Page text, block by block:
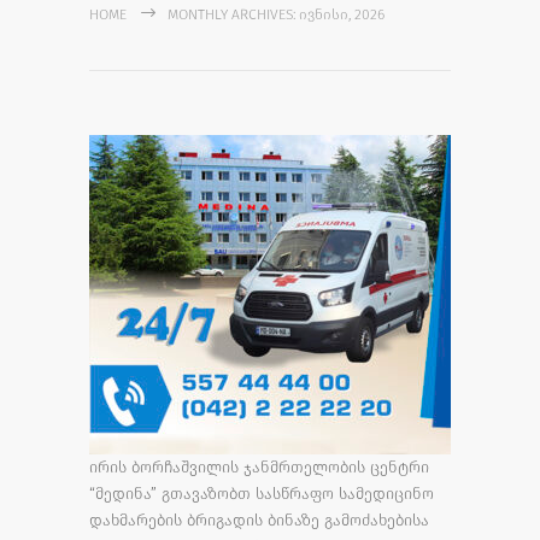
HOME MONTHLY ARCHIVES: ᲘᲕᲜᲘᲡᲘ, 2026
ირის ბორჩაშვილის ჯანმრთელობის ცენტრი
“მედინა” გთავაზობთ სასწრაფო სამედიცინო
დახმარების ბრიგადის ბინაზე გამოძახებისა